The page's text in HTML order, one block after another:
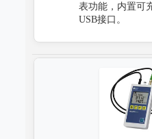
表功能，内置可
USB接口。